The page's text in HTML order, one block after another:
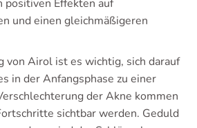
positiven Effekten auf
und einen gleichmäßigeren
von Airol ist es wichtig, sich darauf
in der Anfangsphase zu einer
der Akne kommen
sichtbar werden. Geduld